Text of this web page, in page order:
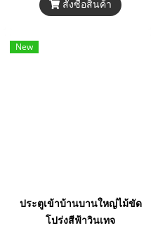
สั่งซื้อสินค้า
New
ประตูเข้าบ้านบานใหญ่ไม้ขัด
โปร่งสีฟ้าวินเทจ